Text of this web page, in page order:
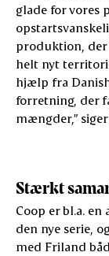
glade for vores
produktion, der
helt nyt
hjælp fra
forretning, der
mængder,” siger
Stærkt
Coop er bl.a.
den nye serie,
med Friland